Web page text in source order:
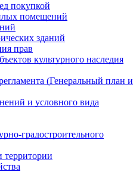
покупкой
помещений
зданий
прав
культурного наследия
(Генеральный план и
и условного вида
градостроительного
территории